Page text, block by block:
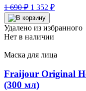
1 690₽ Первоначальная
цена
составляла
1
1 352 ₽Текущая
1
352 ₽.
Удалено из избранного
Нет в наличии
Маска для лица
Fraijour Original
(300 мл)